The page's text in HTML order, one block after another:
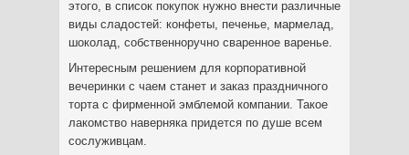
этого, в список покупок нужно внести различные
виды сладостей: конфеты, печенье, мармелад,
шоколад, собственноручно сваренное варенье.
Интересным решением для корпоративной
вечеринки с чаем станет и заказ праздничного
торта с фирменной эмблемой компании. Такое
лакомство наверняка придется по душе всем
сослуживцам.